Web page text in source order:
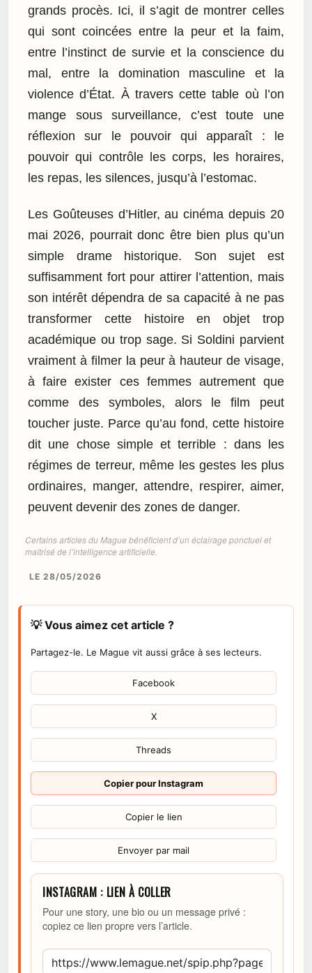
grands procès. Ici, il s’agit de montrer celles
qui sont coincées entre la peur et la faim,
entre l’instinct de survie et la conscience du
mal, entre la domination masculine et la
violence d’État. À travers cette table où l’on
mange sous surveillance, c’est toute une
réflexion sur le pouvoir qui apparaît : le
pouvoir qui contrôle les corps, les horaires,
les repas, les silences, jusqu’à l’estomac.
Les Goûteuses d’Hitler, au cinéma depuis 20
mai 2026, pourrait donc être bien plus qu’un
simple drame historique. Son sujet est
suffisamment fort pour attirer l’attention, mais
son intérêt dépendra de sa capacité à ne pas
transformer cette histoire en objet trop
académique ou trop sage. Si Soldini parvient
vraiment à filmer la peur à hauteur de visage,
à faire exister ces femmes autrement que
comme des symboles, alors le film peut
toucher juste. Parce qu’au fond, cette histoire
dit une chose simple et terrible : dans les
régimes de terreur, même les gestes les plus
ordinaires, manger, attendre, respirer, aimer,
peuvent devenir des zones de danger.
Certains articles du Mague bénéficient d’un éclairage ponctuel et
maîtrisé de l’intelligence artificielle.
LE 28/05/2026
💡 Vous aimez cet article ?
Partagez-le. Le Mague vit aussi grâce à ses lecteurs.
Facebook
X
Threads
Copier pour Instagram
Copier le lien
Envoyer par mail
INSTAGRAM : LIEN À COLLER
Pour une story, une bio ou un message privé :
copiez ce lien propre vers l’article.